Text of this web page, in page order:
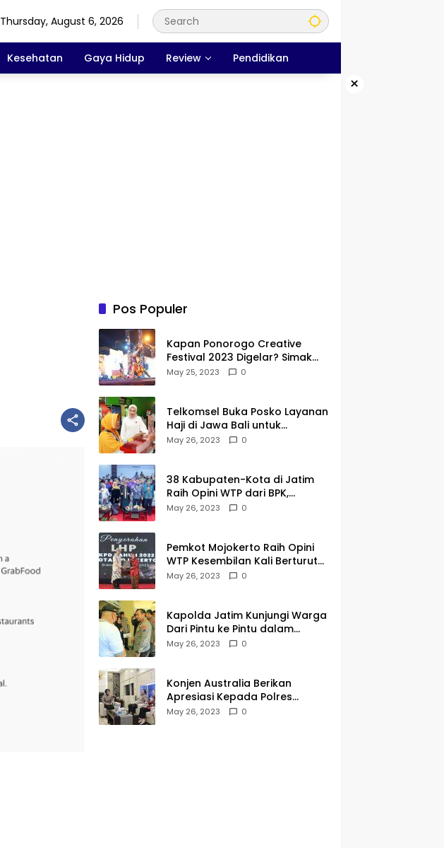
Thursday, August 6, 2026
Kesehatan Gaya Hidup Review Pendidikan
×
Pos Populer
Kapan Ponorogo Creative
Festival 2023 Digelar? Simak
Tanggalnya DISINI
May 25, 2023 0
Telkomsel Buka Posko Layanan
Haji di Jawa Bali untuk
Membantu Jemaah dalam
May 26, 2023 0
38 Kabupaten-Kota di Jatim
Raih Opini WTP dari BPK,
Gubernur Khofifah Apresiasi
May 26, 2023 0
Pemkot Mojokerto Raih Opini
WTP Kesembilan Kali Berturut-
turut dari BPK Jawa Timur
May 26, 2023 0
Kapolda Jatim Kunjungi Warga
Dari Pintu ke Pintu dalam
Kegiatan Jumat Curhat dan
May 26, 2023 0
Konjen Australia Berikan
Apresiasi Kepada Polres
Tanjungperak yang Konsisten
May 26, 2023 0